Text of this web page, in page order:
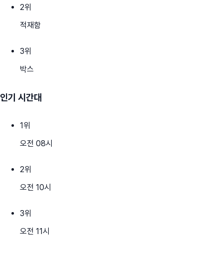
2위
적재함
3위
박스
인기 시간대
1위
오전 08시
2위
오전 10시
3위
오전 11시